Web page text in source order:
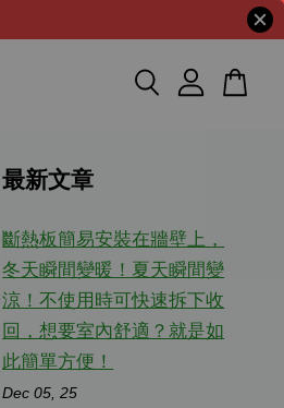
最新文章
斷熱板簡易安裝在牆壁上，
冬天瞬間變暖！夏天瞬間變
涼！不使用時可快速拆下收
回，想要室內舒適？就是如
此簡單方便！
Dec 05, 25